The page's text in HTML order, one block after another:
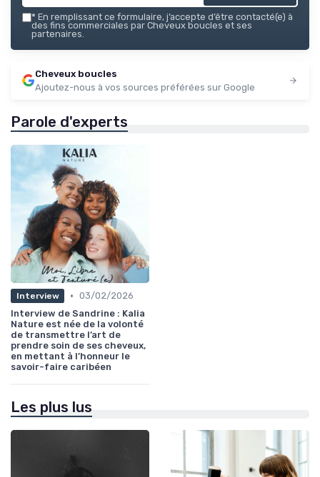
* En remplissant ce formulaire, j’accepte d’être contacté(e) à
des fins commerciales par Cheveux boucles et ses
partenaires.
Cheveux boucles
Ajoutez-nous à vos sources préférées sur Google
Parole d'experts
Interview • 03/02/2026
Interview de Sandrine : Kalia
Nature est née de la volonté
de transmettre l’art de
prendre soin de ses cheveux,
en mettant à l’honneur le
savoir-faire caribéen
Les plus lus